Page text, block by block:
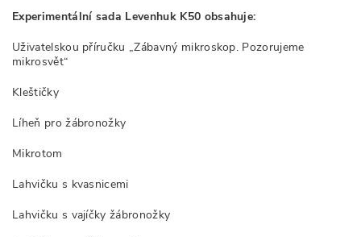
Experimentální sada Levenhuk K50 obsahuje:
Uživatelskou příručku „Zábavný mikroskop. Pozorujeme
mikrosvět“
Kleštičky
Líheň pro žábronožky
Mikrotom
Lahvičku s kvasnicemi
Lahvičku s vajíčky žábronožky